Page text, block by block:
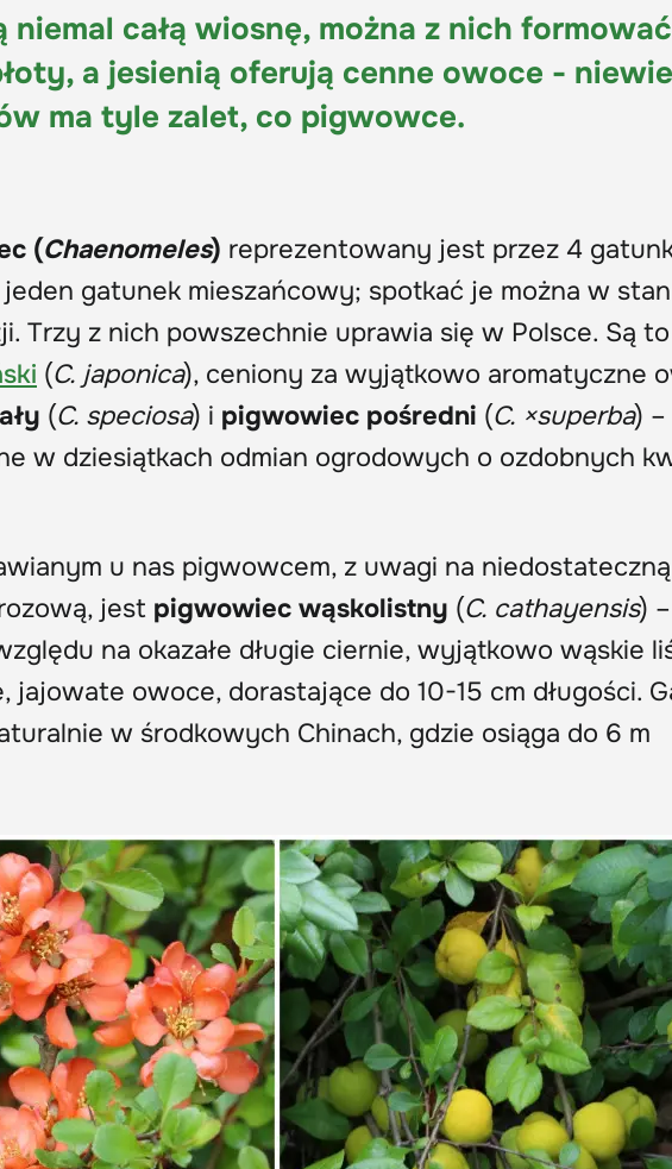
niemal całą wiosnę, można z nich formować
a jesienią oferują cenne owoce -
ma tyle zalet, co pigwowce.
(Chaenomeles) reprezentowany jest przez 4
gatunek mieszańcowy; spotkać je można w
Trzy z nich powszechnie uprawia się w Polsce. Są to
(C. japonica), ceniony za wyjątkowo aromatyczne
(C. speciosa) i pigwowiec pośredni (C. ×superba) –
w dziesiątkach odmian ogrodowych o ozdobnych
u nas pigwowcem, z uwagi na niedostateczną
jest pigwowiec wąskolistny (C. cathayensis) –
na okazałe długie ciernie, wyjątkowo wąskie
jajowate owoce, dorastające do 10-15 cm długości.
w środkowych Chinach, gdzie osiąga do 6 m